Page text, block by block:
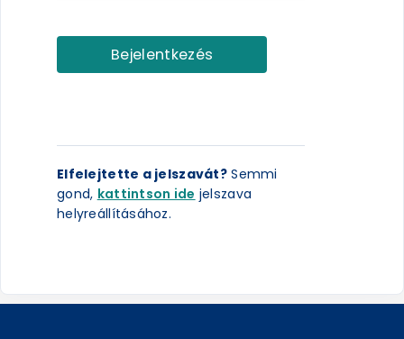
Bejelentkezés
Elfelejtette a jelszavát? Semmi
gond, kattintson ide jelszava
helyreállításához.